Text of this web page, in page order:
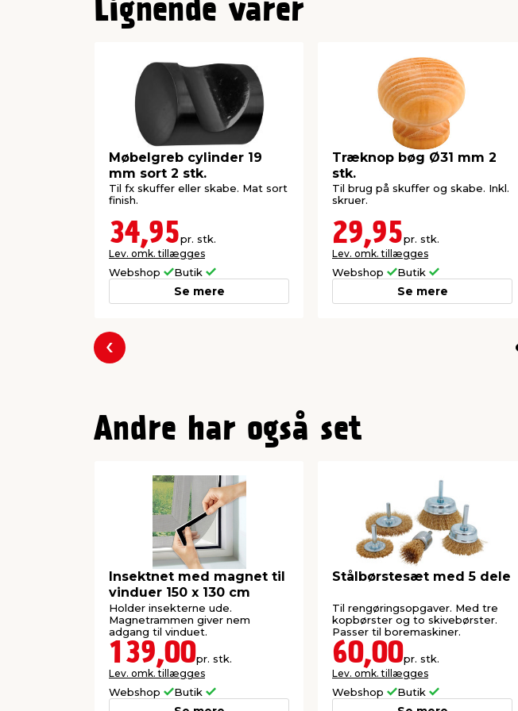
Lignende varer
Møbelgreb cylinder 19
mm sort 2 stk.
Til fx skuffer eller skabe. Mat sort
finish.
34,95pr. stk.
Lev. omk. tillægges
Webshop Butik
Se mere
Træknop bøg Ø31 mm 2
stk.
Til brug på skuffer og skabe. Inkl.
skruer.
29,95pr. stk.
Lev. omk. tillægges
Webshop Butik
Se mere
Forrige
Andre har også set
Insektnet med magnet til
vinduer 150 x 130 cm
Holder insekterne ude.
Magnetrammen giver nem
adgang til vinduet.
139,00pr. stk.
Lev. omk. tillægges
Webshop Butik
Stålbørstesæt med 5 dele
Til rengøringsopgaver. Med tre
kopbørster og to skivebørster.
Passer til boremaskiner.
60,00pr. stk.
Lev. omk. tillægges
Webshop Butik